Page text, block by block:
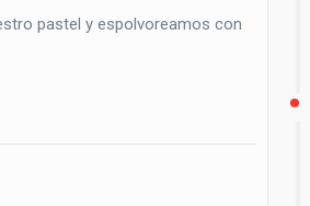
pastel y espolvoreamos con